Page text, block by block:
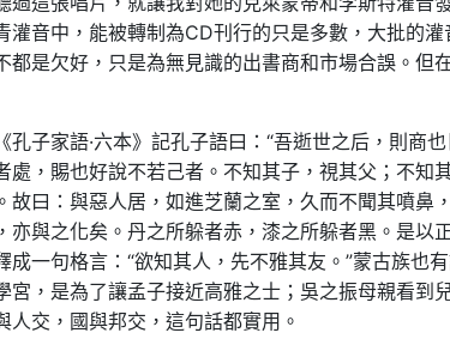
灌音中，能被轉制為CD刊行的只是多數，大批的
都是欠好，只是為無見識的出書商和市場合誤。但
《孔子家語·六本》記孔子語曰：“吾逝世之后，則商
處，賜也好說不若己者。不知其子，視其父；不
故曰：與惡人居，如進芝蘭之室，久而不聞其噴鼻
亦與之化矣。丹之所躲者赤，漆之所躲者黑。是以
成一句格言：“欲知其人，先不雅其友。”蒙古族也
宮，是為了讓孟子接近高雅之士；吳之振母親看到
人交，國與邦交，這句話都實用。